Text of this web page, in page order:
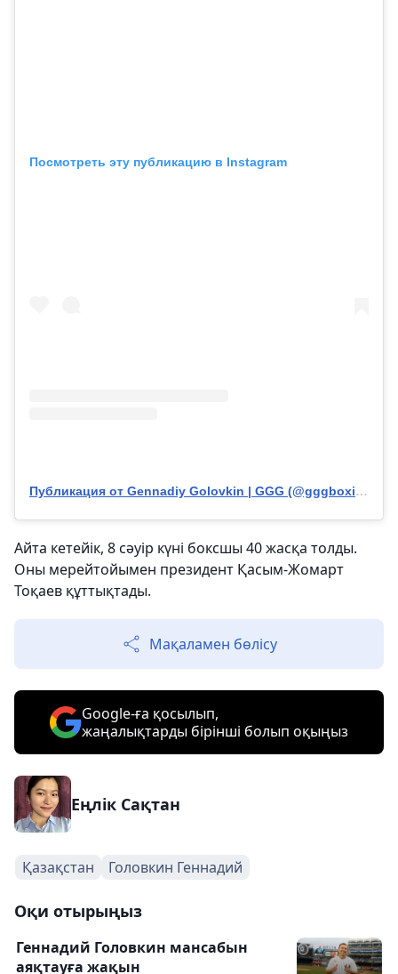
Посмотреть эту публикацию в Instagram
Публикация от Gennadiy Golovkin | GGG (@gggboxing)
Айта кетейік, 8 сәуір күні боксшы 40 жасқа толды.
Оны мерейтойымен президент Қасым-Жомарт
Тоқаев құттықтады.
Мақаламен бөлісу
Google-ға қосылып,
жаңалықтарды бірінші болып оқыңыз
Еңлік Сақтан
Қазақстан Головкин Геннадий
Оқи отырыңыз
Геннадий Головкин мансабын
аяқтауға жақын